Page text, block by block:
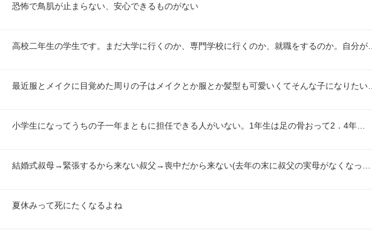
恐怖で鳥肌が止まらない、安心できるものがない
高校二年生の学生です。まだ大学に行くのか、専門学校に行くのか、就職をするのか。自分が…
最近服とメイクに目覚めた周りの子はメイクとか服とか髪型も可愛いくてそんな子になりたい…
小学生になってうちの子一年まともに担任できる人がいない。1年生は足の骨おって2．4年…
結婚式叔母→緊張するから来ない叔父→喪中だから来ない(去年の末に叔父の実母がなくなっ…
夏休みって死にたくなるよね